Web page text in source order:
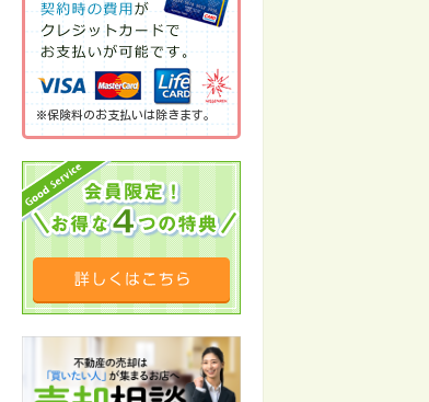
※保険料のお支払いは除きます。